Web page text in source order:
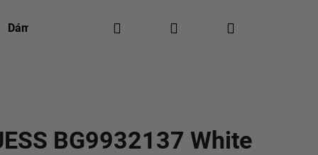
Dámská móda Pánská móda Kontakty
Přihlášení
BG9932137 White